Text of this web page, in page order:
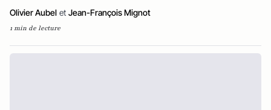
Olivier Aubel et Jean-François Mignot
1 min de lecture